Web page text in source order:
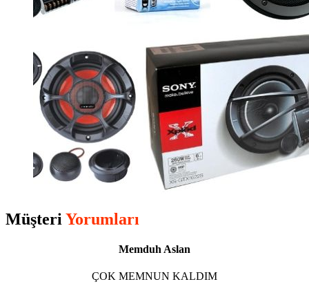
Müşteri Yorumları
Memduh Aslan
ÇOK MEMNUN KALDIM